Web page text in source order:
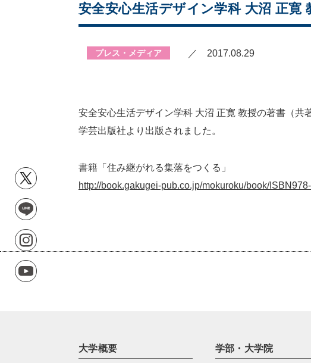
安全安心生活デザイン学科 大沼 正寛
プレス・メディア ／ 2017.08.29
安全安心生活デザイン学科 大沼 正寛 教授の著書（
学芸出版社より出版されました。
書籍「住み継がれる集落をつくる」
http://book.gakugei-pub.co.jp/mokuroku/book/
大学概要 学部・大学院